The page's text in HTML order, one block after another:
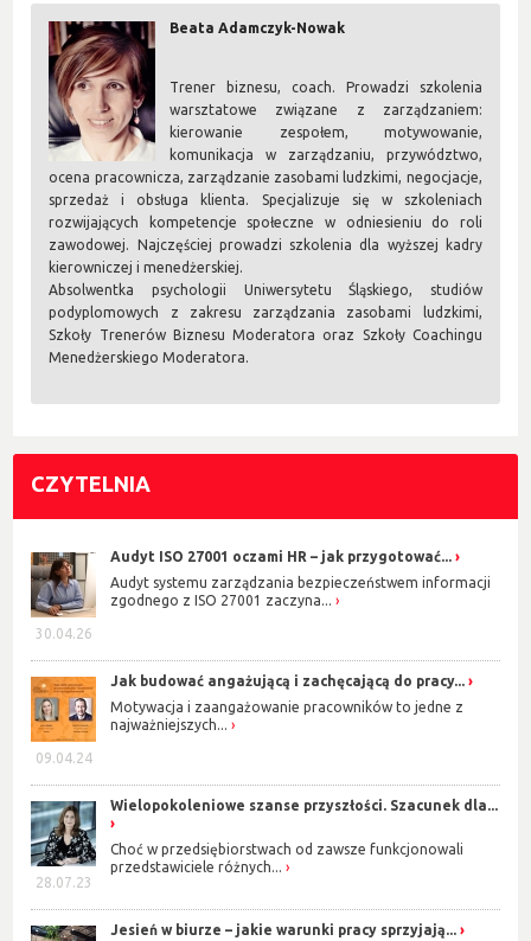
Beata Adamczyk-Nowak
Trener biznesu, coach. Prowadzi szkolenia
warsztatowe związane z zarządzaniem:
kierowanie zespołem, motywowanie,
komunikacja w zarządzaniu, przywództwo,
ocena pracownicza, zarządzanie zasobami ludzkimi, negocjacje,
sprzedaż i obsługa klienta. Specjalizuje się w szkoleniach
rozwijających kompetencje społeczne w odniesieniu do roli
zawodowej. Najczęściej prowadzi szkolenia dla wyższej kadry
kierowniczej i menedżerskiej.
Absolwentka psychologii Uniwersytetu Śląskiego, studiów
podyplomowych z zakresu zarządzania zasobami ludzkimi,
Szkoły Trenerów Biznesu Moderatora oraz Szkoły Coachingu
Menedżerskiego Moderatora.
CZYTELNIA
30.04.26
Audyt ISO 27001 oczami HR – jak przygotować...
Audyt systemu zarządzania bezpieczeństwem informacji
zgodnego z ISO 27001 zaczyna...
09.04.24
Jak budować angażującą i zachęcającą do pracy...
Motywacja i zaangażowanie pracowników to jedne z
najważniejszych...
28.07.23
Wielopokoleniowe szanse przyszłości. Szacunek dla...
Choć w przedsiębiorstwach od zawsze funkcjonowali
przedstawiciele różnych...
Jesień w biurze – jakie warunki pracy sprzyjają...